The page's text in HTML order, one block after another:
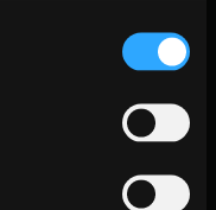
kaetud saaks panni
ratas
tainasse mõned
kuivatatud ubade